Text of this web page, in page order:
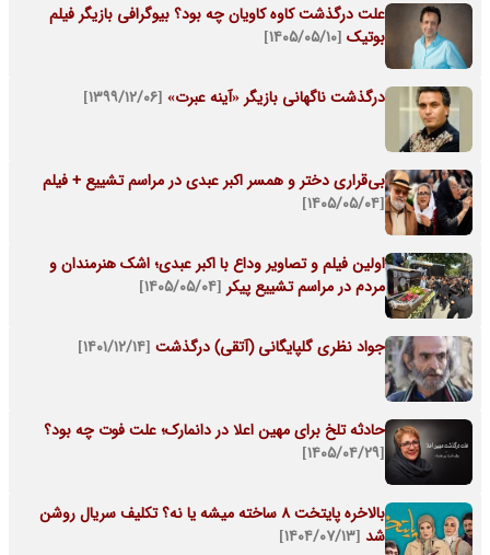
علت درگذشت کاوه کاویان چه بود؟ بیوگرافی بازیگر فیلم
بوتیک [۱۴۰۵/۰۵/۱۰]
درگذشت ناگهانی بازیگر «آینه عبرت» [۱۳۹۹/۱۲/۰۶]
بی‌قراری دختر و همسر اکبر عبدی در مراسم تشییع + فیلم
[۱۴۰۵/۰۵/۰۴]
اولین فیلم و تصاویر وداع با اکبر عبدی؛ اشک هنرمندان و
مردم در مراسم تشییع پیکر [۱۴۰۵/۰۵/۰۴]
جواد نظری گلپایگانی (آتقی) درگذشت [۱۴۰۱/۱۲/۱۴]
حادثه تلخ برای مهین اعلا در دانمارک؛ علت فوت چه بود؟
[۱۴۰۵/۰۴/۲۹]
بالاخره پایتخت 8 ساخته میشه یا نه؟ تکلیف سریال روشن
شد [۱۴۰۴/۰۷/۱۳]